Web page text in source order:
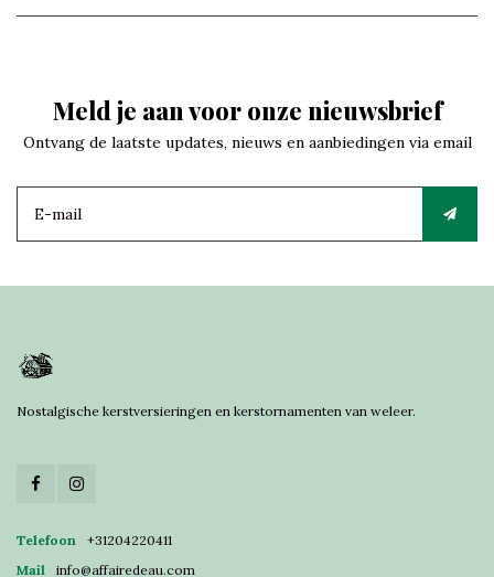
Meld je aan voor onze nieuwsbrief
Ontvang de laatste updates, nieuws en aanbiedingen via email
Nostalgische kerstversieringen en kerstornamenten van weleer.
Telefoon
+31204220411
Mail
info@affairedeau.com